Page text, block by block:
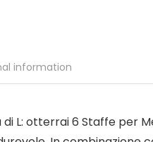
information
L: otterrai 6 Staffe per